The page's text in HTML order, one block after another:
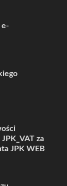
e-
za
JPK WEB